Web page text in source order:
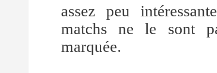
assez peu
matchs ne le sont
marquée.